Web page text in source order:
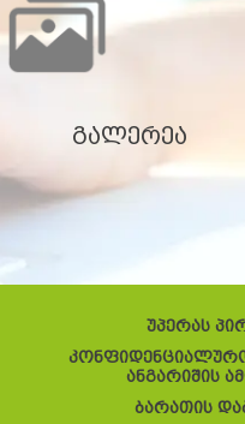
გალერეა
უპერას
ანგარიშის
ბარათის